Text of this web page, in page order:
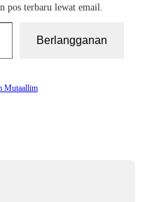
pos terbaru lewat email.
Berlangganan
Mutaallim